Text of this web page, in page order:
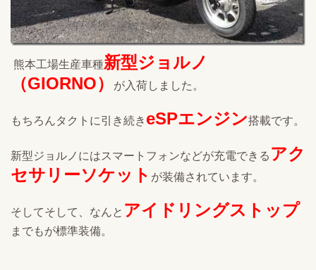
熊本工場生産車種新型ジョルノ
（GIORNO）
が入荷しました。
もちろんタクトに引き続き eSPエンジン搭載です。
新型ジョルノにはスマートフォンなどが充電できる アク
セサリーソケット が装備されています。
そしてそして、なんと アイドリングストップ
までもが標準装備。